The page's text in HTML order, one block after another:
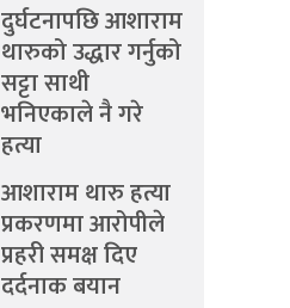
दुर्घटनापछि आशाराम
थारुको उद्धार गर्नुको
सट्टा साथी
भनिएकाले नै गरे
हत्या
आशाराम थारु हत्या
प्रकरणमा आरोपीले
प्रहरी समक्ष दिए
दर्दनाक बयान